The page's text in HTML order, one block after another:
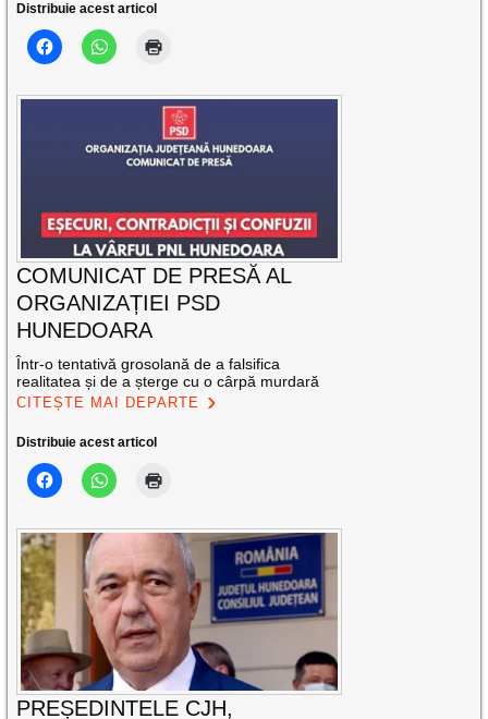
Distribuie acest articol
COMUNICAT DE PRESĂ AL
ORGANIZAȚIEI PSD
HUNEDOARA
Într-o tentativă grosolană de a falsifica
realitatea și de a șterge cu o cârpă murdară
CITEȘTE MAI DEPARTE
Distribuie acest articol
PREȘEDINTELE CJH,